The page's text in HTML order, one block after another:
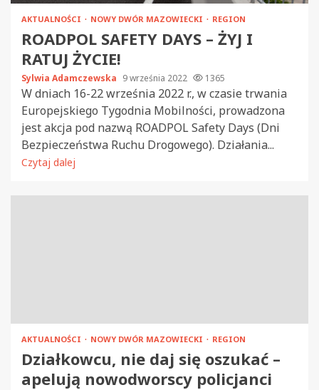
AKTUALNOŚCI NOWY DWÓR MAZOWIECKI REGION
ROADPOL SAFETY DAYS – ŻYJ I
RATUJ ŻYCIE!
Sylwia Adamczewska 9 września 2022 1365
W dniach 16-22 września 2022 r., w czasie trwania
Europejskiego Tygodnia Mobilności, prowadzona
jest akcja pod nazwą ROADPOL Safety Days (Dni
Bezpieczeństwa Ruchu Drogowego). Działania...
Czytaj dalej
AKTUALNOŚCI NOWY DWÓR MAZOWIECKI REGION
Działkowcu, nie daj się oszukać –
apelują nowodworscy policjanci